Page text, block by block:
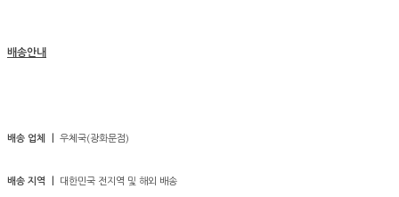
배송안내
배송 업체 ㅣ 우체국(광화문점)
배송 지역 ㅣ 대한민국 전지역 및 해외 배송